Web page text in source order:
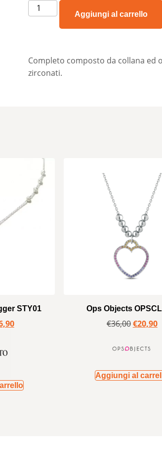
Aggiungi al carrello
Completo composto da collana ed
zirconati.
STY01 Ops Objects
€36,00€20,90
Aggiungi al